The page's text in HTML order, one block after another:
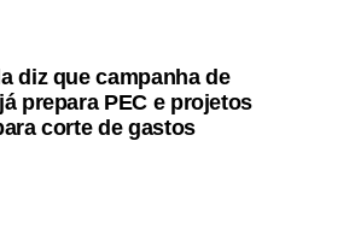
diz que campanha de
prepara PEC e projetos
corte de gastos